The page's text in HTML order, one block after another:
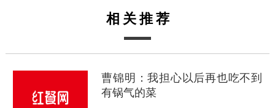
相关推荐
曹锦明：我担心以后再也吃不到
有锅气的菜